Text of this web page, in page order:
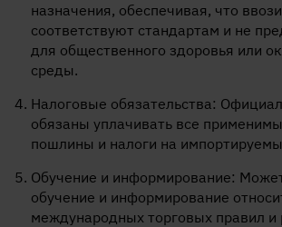
назначения, обеспечивая, что
соответствуют стандартам и не
для общественного здоровья или
среды.
Налоговые обязательства:
обязаны уплачивать все
пошлины и налоги на
Обучение и информирование:
обучение и информирование
международных торговых правил и